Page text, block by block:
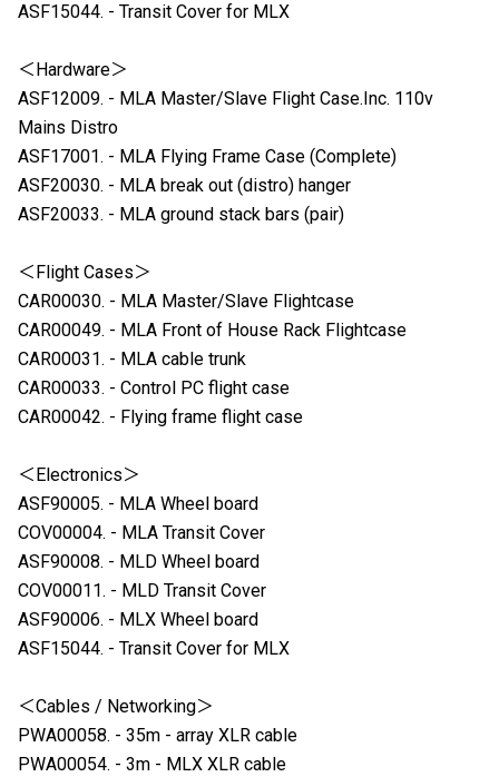
ASF15044. - Transit Cover for MLX
＜Hardware＞
ASF12009. - MLA Master/Slave Flight Case.Inc. 110v
Mains Distro
ASF17001. - MLA Flying Frame Case (Complete)
ASF20030. - MLA break out (distro) hanger
ASF20033. - MLA ground stack bars (pair)
＜Flight Cases＞
CAR00030. - MLA Master/Slave Flightcase
CAR00049. - MLA Front of House Rack Flightcase
CAR00031. - MLA cable trunk
CAR00033. - Control PC flight case
CAR00042. - Flying frame flight case
＜Electronics＞
ASF90005. - MLA Wheel board
COV00004. - MLA Transit Cover
ASF90008. - MLD Wheel board
COV00011. - MLD Transit Cover
ASF90006. - MLX Wheel board
ASF15044. - Transit Cover for MLX
＜Cables / Networking＞
PWA00058. - 35m - array XLR cable
PWA00054. - 3m - MLX XLR cable